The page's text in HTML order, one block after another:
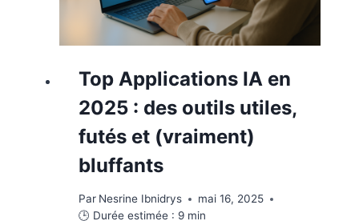
Top Applications IA en
2025 : des outils utiles,
futés et (vraiment)
bluffants
Par Nesrine Ibnidrys
mai 16, 2025
🕒 Durée estimée : 9 min